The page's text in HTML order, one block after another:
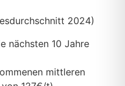
2024)
nächsten 10 Jahre
mittleren